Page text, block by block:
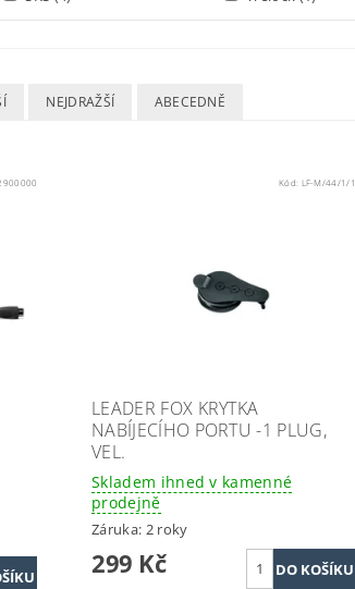
NEJDRAŽŠÍ ABECEDNĚ
Kód: LF-M/44/1/1
LEADER FOX KRYTKA
NABÍJECÍHO PORTU -1 PLUG,
VEL.
Skladem ihned v kamenné
prodejně
Záruka: 2 roky
299 Kč